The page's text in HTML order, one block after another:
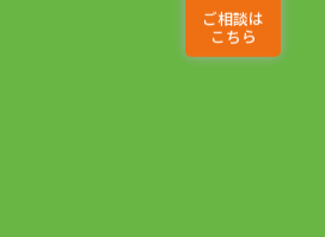
ご相談は
こちら